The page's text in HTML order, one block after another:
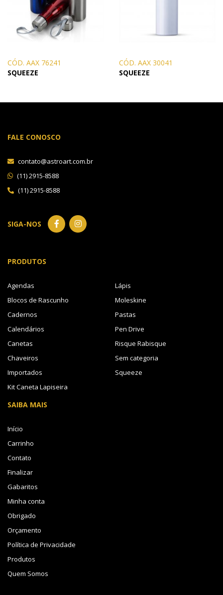
CÓD. AAX 76241
SQUEEZE
CÓD. AAX 30041
SQUEEZE
FALE CONOSCO
contato@astroart.com.br
(11) 2915-8588
(11) 2915-8588
SIGA-NOS
PRODUTOS
Agendas
Blocos de Rascunho
Cadernos
Calendários
Canetas
Chaveiros
Importados
Kit Caneta Lapiseira
Lápis
Moleskine
Pastas
Pen Drive
Risque Rabisque
Sem categoria
Squeeze
SAIBA MAIS
Início
Carrinho
Contato
Finalizar
Gabaritos
Minha conta
Obrigado
Orçamento
Política de Privacidade
Produtos
Quem Somos